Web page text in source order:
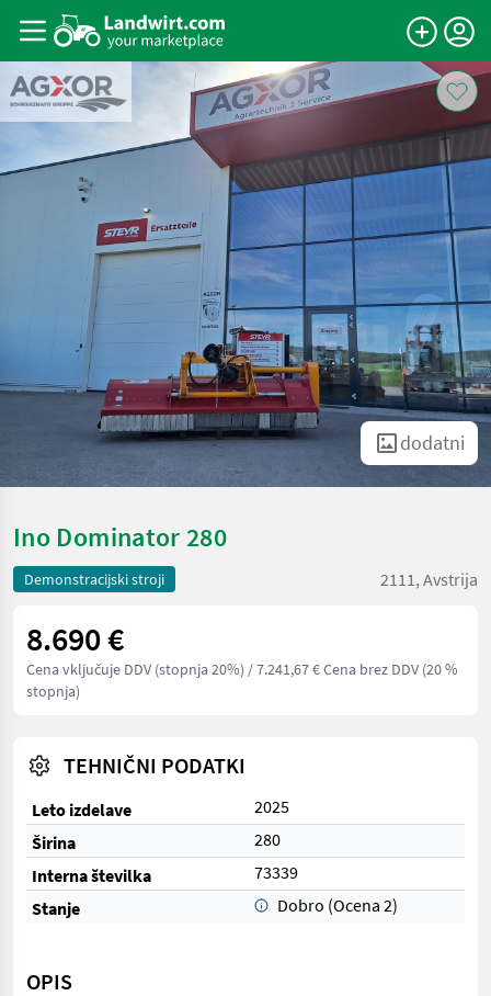
dodatni
Ino Dominator 280
Demonstracijski stroji 2111, Avstrija
8.690 €
Cena vključuje DDV (stopnja 20%) / 7.241,67 € Cena brez DDV (20 %
stopnja)
TEHNIČNI PODATKI
Leto izdelave
2025
Širina
280
Interna številka
73339
Stanje
Dobro (Ocena 2)
OPIS